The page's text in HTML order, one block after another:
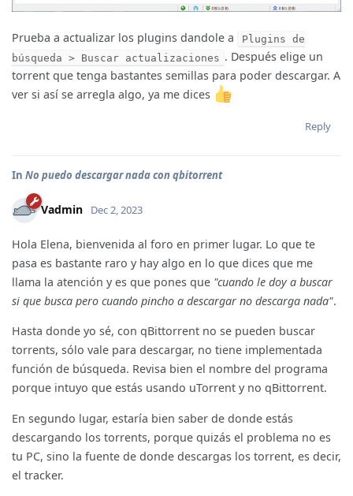
Prueba a actualizar los plugins dandole a
Plugins de
búsqueda > Buscar actualizaciones . Después elige un
torrent que tenga bastantes semillas para poder descargar. A
ver si así se arregla algo, ya me dices
Reply
In No puedo descargar nada con qbitorrent
Vadmin Dec 2, 2023
Hola Elena, bienvenida al foro en primer lugar. Lo que te
pasa es bastante raro y hay algo en lo que dices que me
llama la atención y es que pones que "cuando le doy a buscar
si que busca pero cuando pincho a descargar no descarga nada".
Hasta donde yo sé, con qBittorrent no se pueden buscar
torrents, sólo vale para descargar, no tiene implementada
función de búsqueda. Revisa bien el nombre del programa
porque intuyo que estás usando uTorrent y no qBittorrent.
En segundo lugar, estaría bien saber de donde estás
descargando los torrents, porque quizás el problema no es
tu PC, sino la fuente de donde descargas los torrent, es decir,
el tracker.